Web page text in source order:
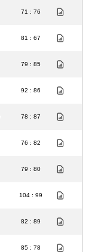
71 : 76
81 : 67
79 : 85
92 : 86
78 : 87
76 : 82
79 : 80
104 : 99
82 : 89
85 : 78